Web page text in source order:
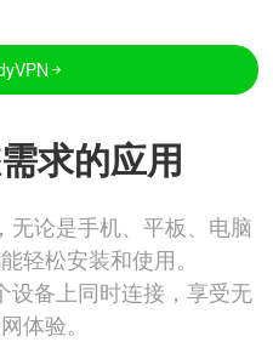
求的应用
无论是手机、平板、电脑
轻松安装和使用。
设备上同时连接，享受无
体验。